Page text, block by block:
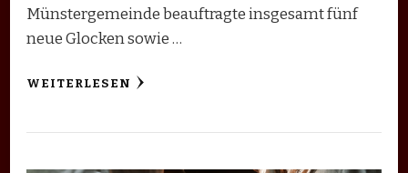
Münstergemeinde beauftragte insgesamt fünf
neue Glocken sowie …
WEITERLESEN